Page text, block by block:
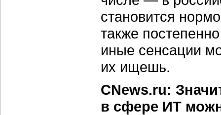
становится
также
иные сенсации
их ищешь.
CNews.ru:
в сфере ИТ